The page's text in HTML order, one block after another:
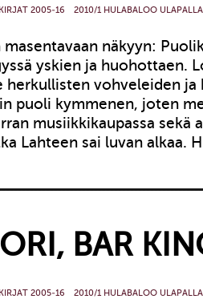
2005-16 2010/1 HULABALOO ULAPALLA
masentavaan näkyyn:
yskien ja huohottaen.
herkullisten vohveleiden ja
puoli kymmenen, joten
musiikkikaupassa sekä
Lahteen sai luvan alkaa.
BAR
2005-16 2010/1 HULABALOO ULAPALLA